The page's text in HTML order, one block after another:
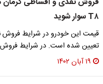
T۸ سوار شوید
تعیین شده است. در شرایط
۱۹ آبان ۱۴۰۲